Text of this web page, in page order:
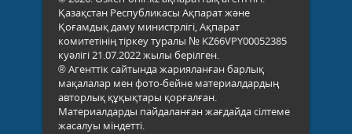
Қазақстан Республикасы Ақпарат және
Қоғамдық даму министрлігі, Ақпарат
комитетінің тіркеу туралы № KZ66VPY00052385
куәлігі 21.07.2022 жылы берілген.
® Агенттік сайтында жарияланған барлық
мақалалар мен фото-бейне материалдардың
авторлық құқықтары қорғалған.
Материалдарды пайдаланған жағдайда сілтеме
жасалуы міндетті.